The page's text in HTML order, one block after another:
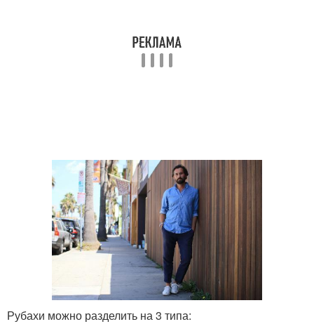
Рубашка в деловом
стиле
Рубашка на вечернее
мероприятие
Рубашка для создания Рубашки для женщины
Рубахи можно разделить на 3 типа: